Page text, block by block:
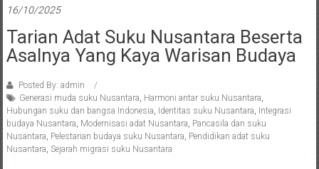
16/10/2025
Tarian Adat Suku Nusantara Beserta
Asalnya Yang Kaya Warisan Budaya
Posted By: admin
Generasi muda suku Nusantara, Harmoni antar suku Nusantara,
Hubungan suku dan bangsa Indonesia, Identitas suku Nusantara, Integrasi
budaya Nusantara, Modernisasi adat Nusantara, Pancasila dan suku
Nusantara, Pelestarian budaya suku Nusantara, Pendidikan adat suku
Nusantara, Sejarah migrasi suku Nusantara